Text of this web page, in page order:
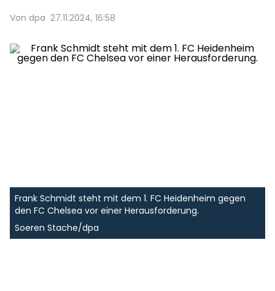
Von dpa 27.11.2024, 16:58
Frank Schmidt steht mit dem 1. FC Heidenheim gegen
den FC Chelsea vor einer Herausforderung.
Soeren Stache/dpa